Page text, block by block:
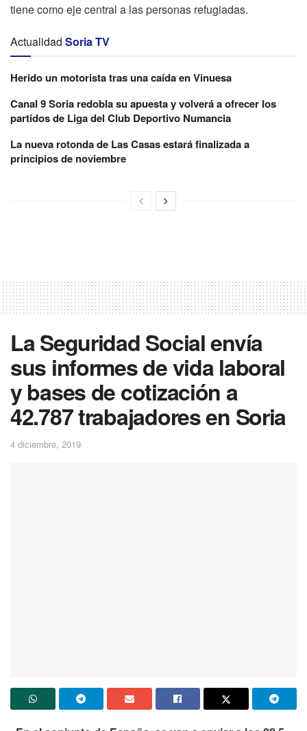
tiene como eje central a las personas refugiadas.
Actualidad Soria TV
Herido un motorista tras una caída en Vinuesa
Canal 9 Soria redobla su apuesta y volverá a ofrecer los
partidos de Liga del Club Deportivo Numancia
La nueva rotonda de Las Casas estará finalizada a
principios de noviembre
La Seguridad Social envía
sus informes de vida laboral
y bases de cotización a
42.787 trabajadores en Soria
4 diciembre, 2019